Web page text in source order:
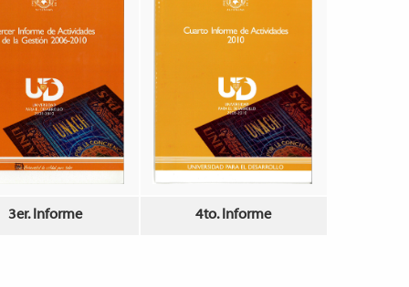
3er. Informe 4to. Informe